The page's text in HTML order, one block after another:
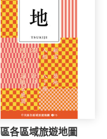
各區域旅遊地圖